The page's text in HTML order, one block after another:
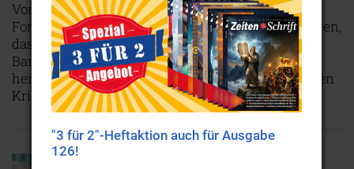
Von den Gefahren des raffinierten Kochsalzes: Die
Forschungen von Peter Ferreira und anderen zeigen,
dass Salz nicht gleich Salz ist. Es gibt eine ganze
Bandbreite von Salzen, angefangen beim
herkömmlichen Kochsalz bis hin zum sogenannten
Kristallsalz.
NICHT ONLINE VERFÜGBAR AUSGABE BESTELLEN
"3 für 2"-Heftaktion auch für Ausgabe
126!